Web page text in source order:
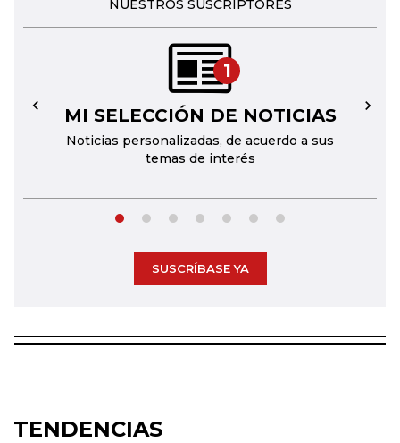
NUESTROS SUSCRIPTORES
1
MI SELECCIÓN DE NOTICIAS
Noticias personalizadas, de acuerdo a sus
temas de interés
← →
SUSCRÍBASE YA
TENDENCIAS